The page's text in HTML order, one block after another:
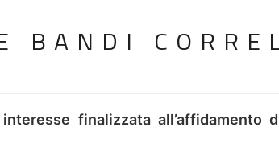
BANDI
finalizzata all’affidamento